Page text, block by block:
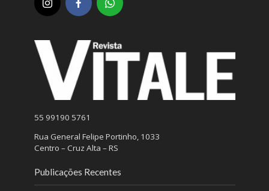
55 99190 5761
Rua General Felipe Portinho, 1033
Centro – Cruz Alta – RS
Publicações Recentes